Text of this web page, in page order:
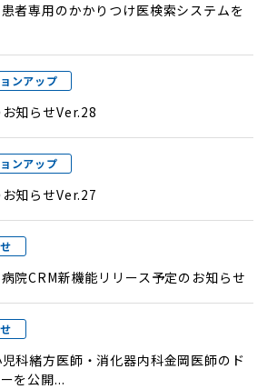
患者専用のかかりつけ医検索システムを
ンアップ
知らせVer.28
ンアップ
知らせVer.27
病院CRM新機能リリース予定のお知らせ
科緒方医師・消化器内科金岡医師のド
を公開...